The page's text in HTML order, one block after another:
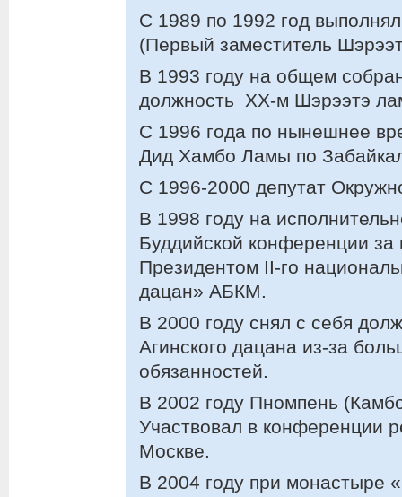
С 1989 по 1992 год
(Первый заместитель
В 1993 году на общем
должность XX-м Шэрээтэ
С 1996 года по нынешнее
Дид Хамбо Ламы по
С 1996-2000 депутат
В 1998 году на
Буддийской конференции за
Президентом II-го
дацан» АБКМ.
В 2000 году снял с себя
Агинского дацана из-за
обязанностей.
В 2002 году Пномпень
Участвовал в конференции
Москве.
В 2004 году при монастыре